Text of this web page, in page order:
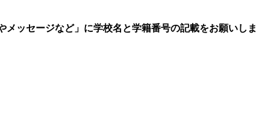
ッセージなど」に学校名と学籍番号の記載をお願いしま